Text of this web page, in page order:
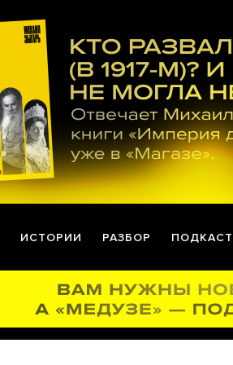
ИСТОРИИ РАЗБОР